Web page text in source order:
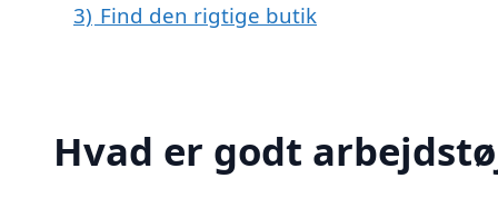
3) Find den rigtige butik
Hvad er godt